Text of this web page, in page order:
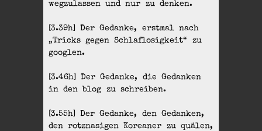
wegzulassen und nur zu denken.
[3.39h] Der Gedanke, erstmal nach
„Tricks gegen Schlaflosigkeit“ zu
googlen.
[3.46h] Der Gedanke, die Gedanken
in den blog zu schreiben.
[3.55h] Der Gedanke, den Gedanken,
den rotznasigen Koreaner zu quälen,